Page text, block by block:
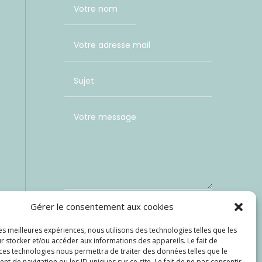
Gérer le consentement aux cookies
meilleures expériences, nous utilisons des technologies telles que les
stocker et/ou accéder aux informations des appareils. Le fait de
technologies nous permettra de traiter des données telles que le
1 + 12=
Envoi